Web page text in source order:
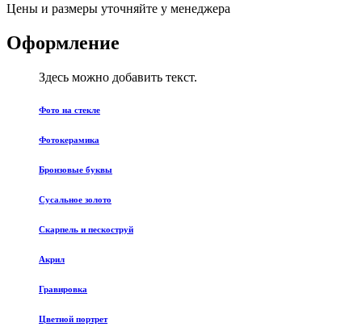
Цены и размеры уточняйте у менеджера
Оформление
Здесь можно добавить текст.
Фото на стекле
Фотокерамика
Бронзовые буквы
Сусальное золото
Скарпель и пескоструй
Акрил
Гравировка
Цветной портрет